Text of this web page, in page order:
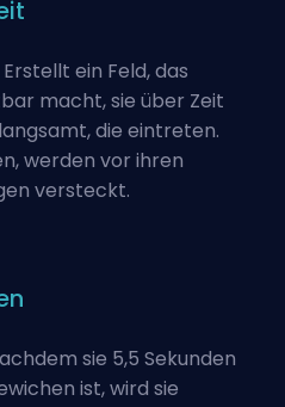
Erstellt ein Feld, das
macht, sie über Zeit
die eintreten.
werden vor ihren
versteckt.
sie 5,5 Sekunden
ist, wird sie